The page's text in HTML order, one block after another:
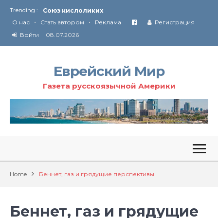
Trending :
Соглашение США с Ираном
Технология Революции в Иране
О нас • Стать автором • Реклама
Регистрация
Войти
08.07.2026
Еврейский Мир
Газета русскоязычной Америки
Home Беннет, газ и грядущие перспективы
Беннет, газ и грядущие